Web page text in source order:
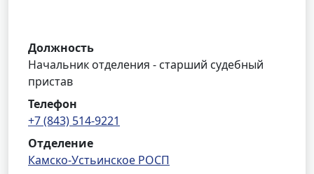
Должность
Начальник отделения - старший судебный
пристав
Телефон
+7 (843) 514-9221
Отделение
Камско-Устьинское РОСП